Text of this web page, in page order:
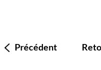
Précédent